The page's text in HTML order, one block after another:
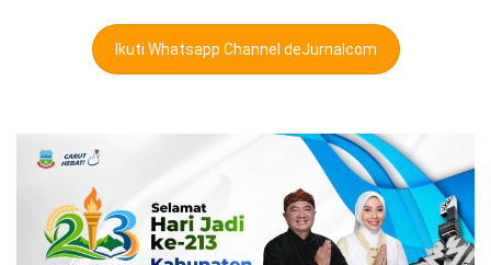
Ikuti Whatsapp Channel deJurnalcom